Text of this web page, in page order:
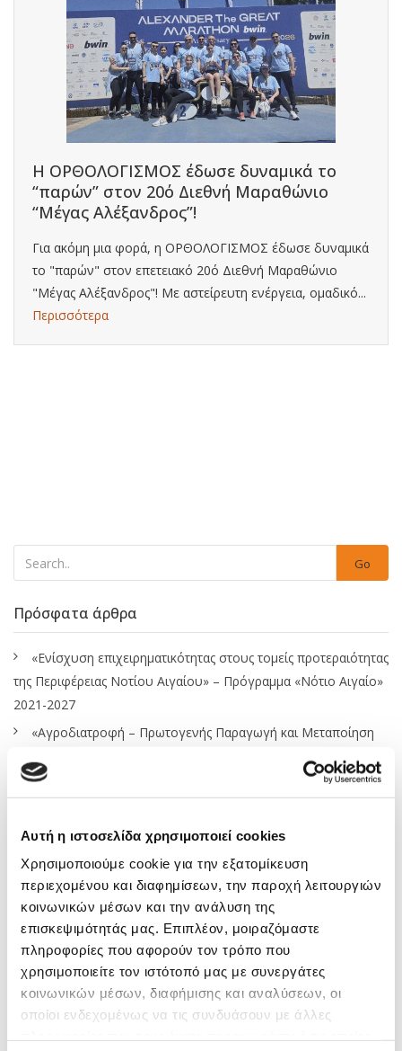
Αυτή η ιστοσελίδα χρησιμοποιεί cookies
Χρησιμοποιούμε cookie για την εξατομίκευση
περιεχομένου και διαφημίσεων, την παροχή λειτουργιών
κοινωνικών μέσων και την ανάλυση της
επισκεψιμότητάς μας. Επιπλέον, μοιραζόμαστε
πληροφορίες που αφορούν τον τρόπο που
χρησιμοποιείτε τον ιστότοπό μας με συνεργάτες
κοινωνικών μέσων, διαφήμισης και αναλύσεων, οι
οποίοι ενδεχομένως να τις συνδυάσουν με άλλες
Η ΟΡΘΟΛΟΓΙΣΜΟΣ έδωσε δυναμικά το
“παρών” στον 20ό Διεθνή Μαραθώνιο
“Μέγας Αλέξανδρος”!
Για ακόμη μια φορά, η ΟΡΘΟΛΟΓΙΣΜΟΣ έδωσε δυναμικά
το "παρών" στον επετειακό 20ό Διεθνή Μαραθώνιο
"Μέγας Αλέξανδρος"! Με αστείρευτη ενέργεια, ομαδικό...
Περισσότερα
Go
Πρόσφατα άρθρα
«Ενίσχυση επιχειρηματικότητας στους τομείς προτεραιότητας
της Περιφέρειας Νοτίου Αιγαίου» – Πρόγραμμα «Νότιο Αιγαίο»
2021-2027
«Αγροδιατροφή – Πρωτογενής Παραγωγή και Μεταποίηση
Γεωργικών Προϊόντων Αλιεία Υδατοκαλλιέργεια» –
Αναπτυξιακός Νόμος 4887/2022 (κύκλος Β’)
(Κωδ. Θέσης ΤΗ100)
Η εισοδηματική ενίσχυση των χαμηλόμισθων και η μείωση
εισφορών των εργαζόμενων μητέρων
Ενίσχυση επενδυτικών σχεδίων Υφιστάμενων ΜΜΕ στις
ηπειρωτικές περιοχές ΕΣΔΙΜ
Κατηγορίες
Οικονομική Επικαιρότητα